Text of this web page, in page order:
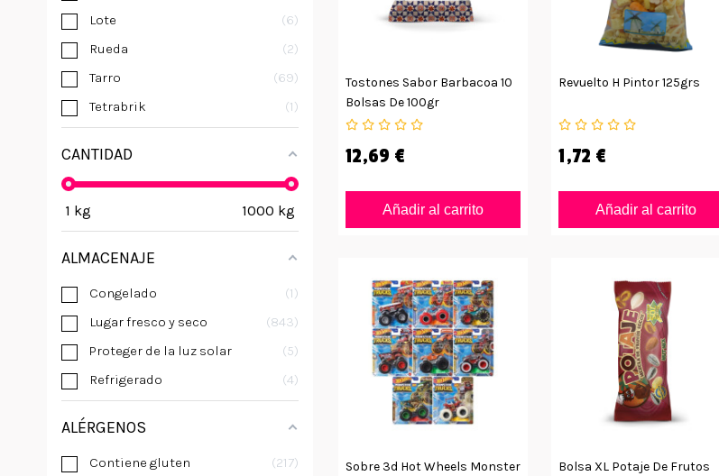
Lote
6
Rueda
2
Tarro
69
Tetrabrik
1
CANTIDAD
1 kg 1000 kg
ALMACENAJE
Congelado
1
Lugar fresco y seco
843
Proteger de la luz solar
5
Refrigerado
4
ALÉRGENOS
Contiene gluten
217
Tostones Sabor Barbacoa 10
Bolsas De 100gr
12,69 €
Añadir al carrito
Revuelto H Pintor 125grs
1,72 €
Añadir al carrito
Sobre 3d Hot Wheels Monster
Bolsa XL Potaje De Frutos